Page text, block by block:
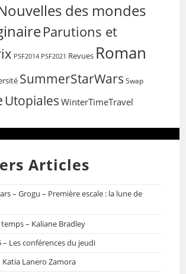
des mondes
Parutions et
PSF2014 PSF2021 Revues Roman
SummerStarWars Swap
Utopiales WinterTimeTravel
Articles
– Grogu – Première escale : la lune de
– Kaliane Bradley
– Les conférences du jeudi
Katia Lanero Zamora